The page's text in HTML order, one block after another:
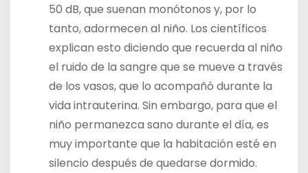
50 dB, que suenan monótonos y, por lo
tanto, adormecen al niño. Los científicos
explican esto diciendo que recuerda al niño
el ruido de la sangre que se mueve a través
de los vasos, que lo acompañó durante la
vida intrauterina. Sin embargo, para que el
niño permanezca sano durante el día, es
muy importante que la habitación esté en
silencio después de quedarse dormido.